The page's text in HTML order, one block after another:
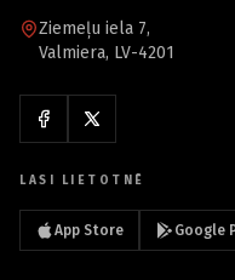
Ziemeļu iela 7,
Valmiera, LV-4201
LASI LIETOTNĒ
App Store Google